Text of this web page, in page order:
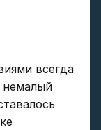
всегда
немалый